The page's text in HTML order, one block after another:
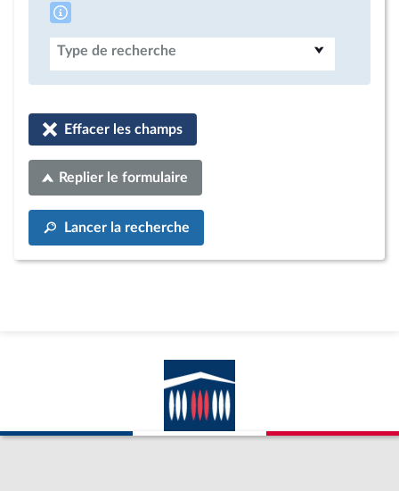
Type de recherche
Effacer les champs
Replier le formulaire
Lancer la recherche